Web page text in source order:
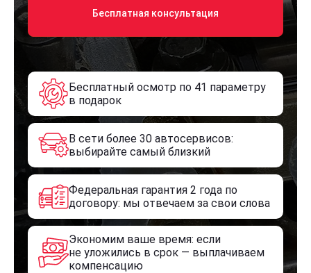
Бесплатная консультация
Бесплатный осмотр по 41 параметру
в подарок
В сети более 30 автосервисов:
выбирайте самый близкий
Федеральная гарантия 2 года по
договору: мы отвечаем за свои слова
Экономим ваше время: если
не уложились в срок — выплачиваем
компенсацию